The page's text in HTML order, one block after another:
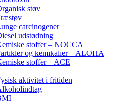
støv
carcinogener
udstødning
stoffer – NOCCA
og kemikalier – ALOHA
stoffer – ACE
aktivitet i fritiden